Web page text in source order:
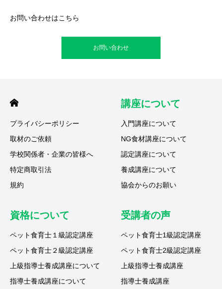
お問い合わせはこちら
お問い合わせ
プライバシーポリシー
取材のご依頼
学校関係者・企業の皆様へ
特定商取引法
規約
講座について
入門講座について
NG食材講座について
認定講座について
養成講座について
協会からのお願い
資格について
ペット食育士１級認定講座
ペット食育士２級認定講座
上級指導士養成講座について
指導士養成講座について
受講者の声
ペット食育士1級認定講座
ペット食育士2級認定講座
上級指導士養成講座
指導士養成講座